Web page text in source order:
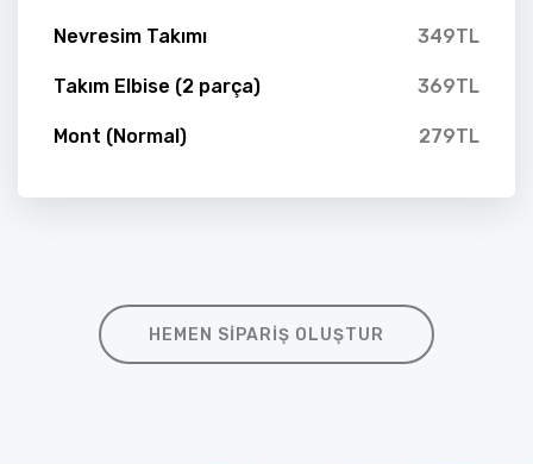
Nevresim Takımı 349TL
Takım Elbise (2 parça) 369TL
Mont (Normal) 279TL
HEMEN SIPARIŞ OLUŞTUR